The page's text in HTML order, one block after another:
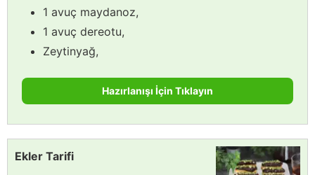
1 avuç maydanoz,
1 avuç dereotu,
Zeytinyağ,
Hazırlanışı İçin Tıklayın
Ekler Tarifi